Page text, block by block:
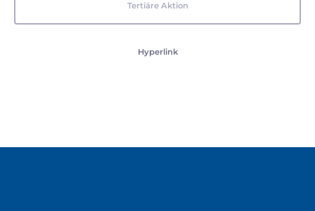
Tertiäre Aktion
Hyperlink